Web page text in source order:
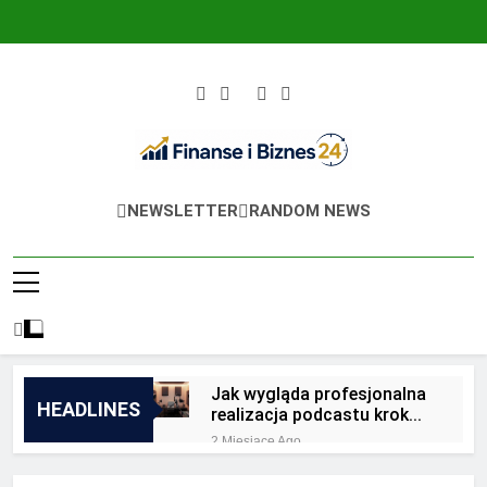
Finanse I Biznes
Jak Zadbać O Własne Finanse? Fachowa
NEWSLETTER RANDOM NEWS
HEADLINES
Jak wygląda profesjonalna
realizacja podcastu krok
po kroku?
2 Miesiące Ago